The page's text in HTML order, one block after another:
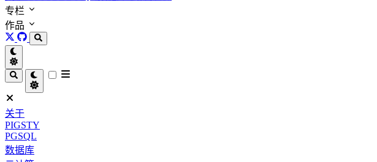
专栏
作品
关于
PIGSTY
PGSQL
数据库